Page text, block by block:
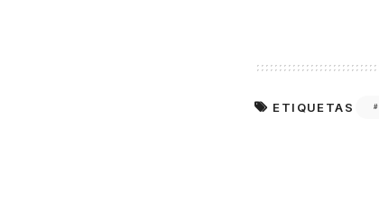
ETIQUETAS